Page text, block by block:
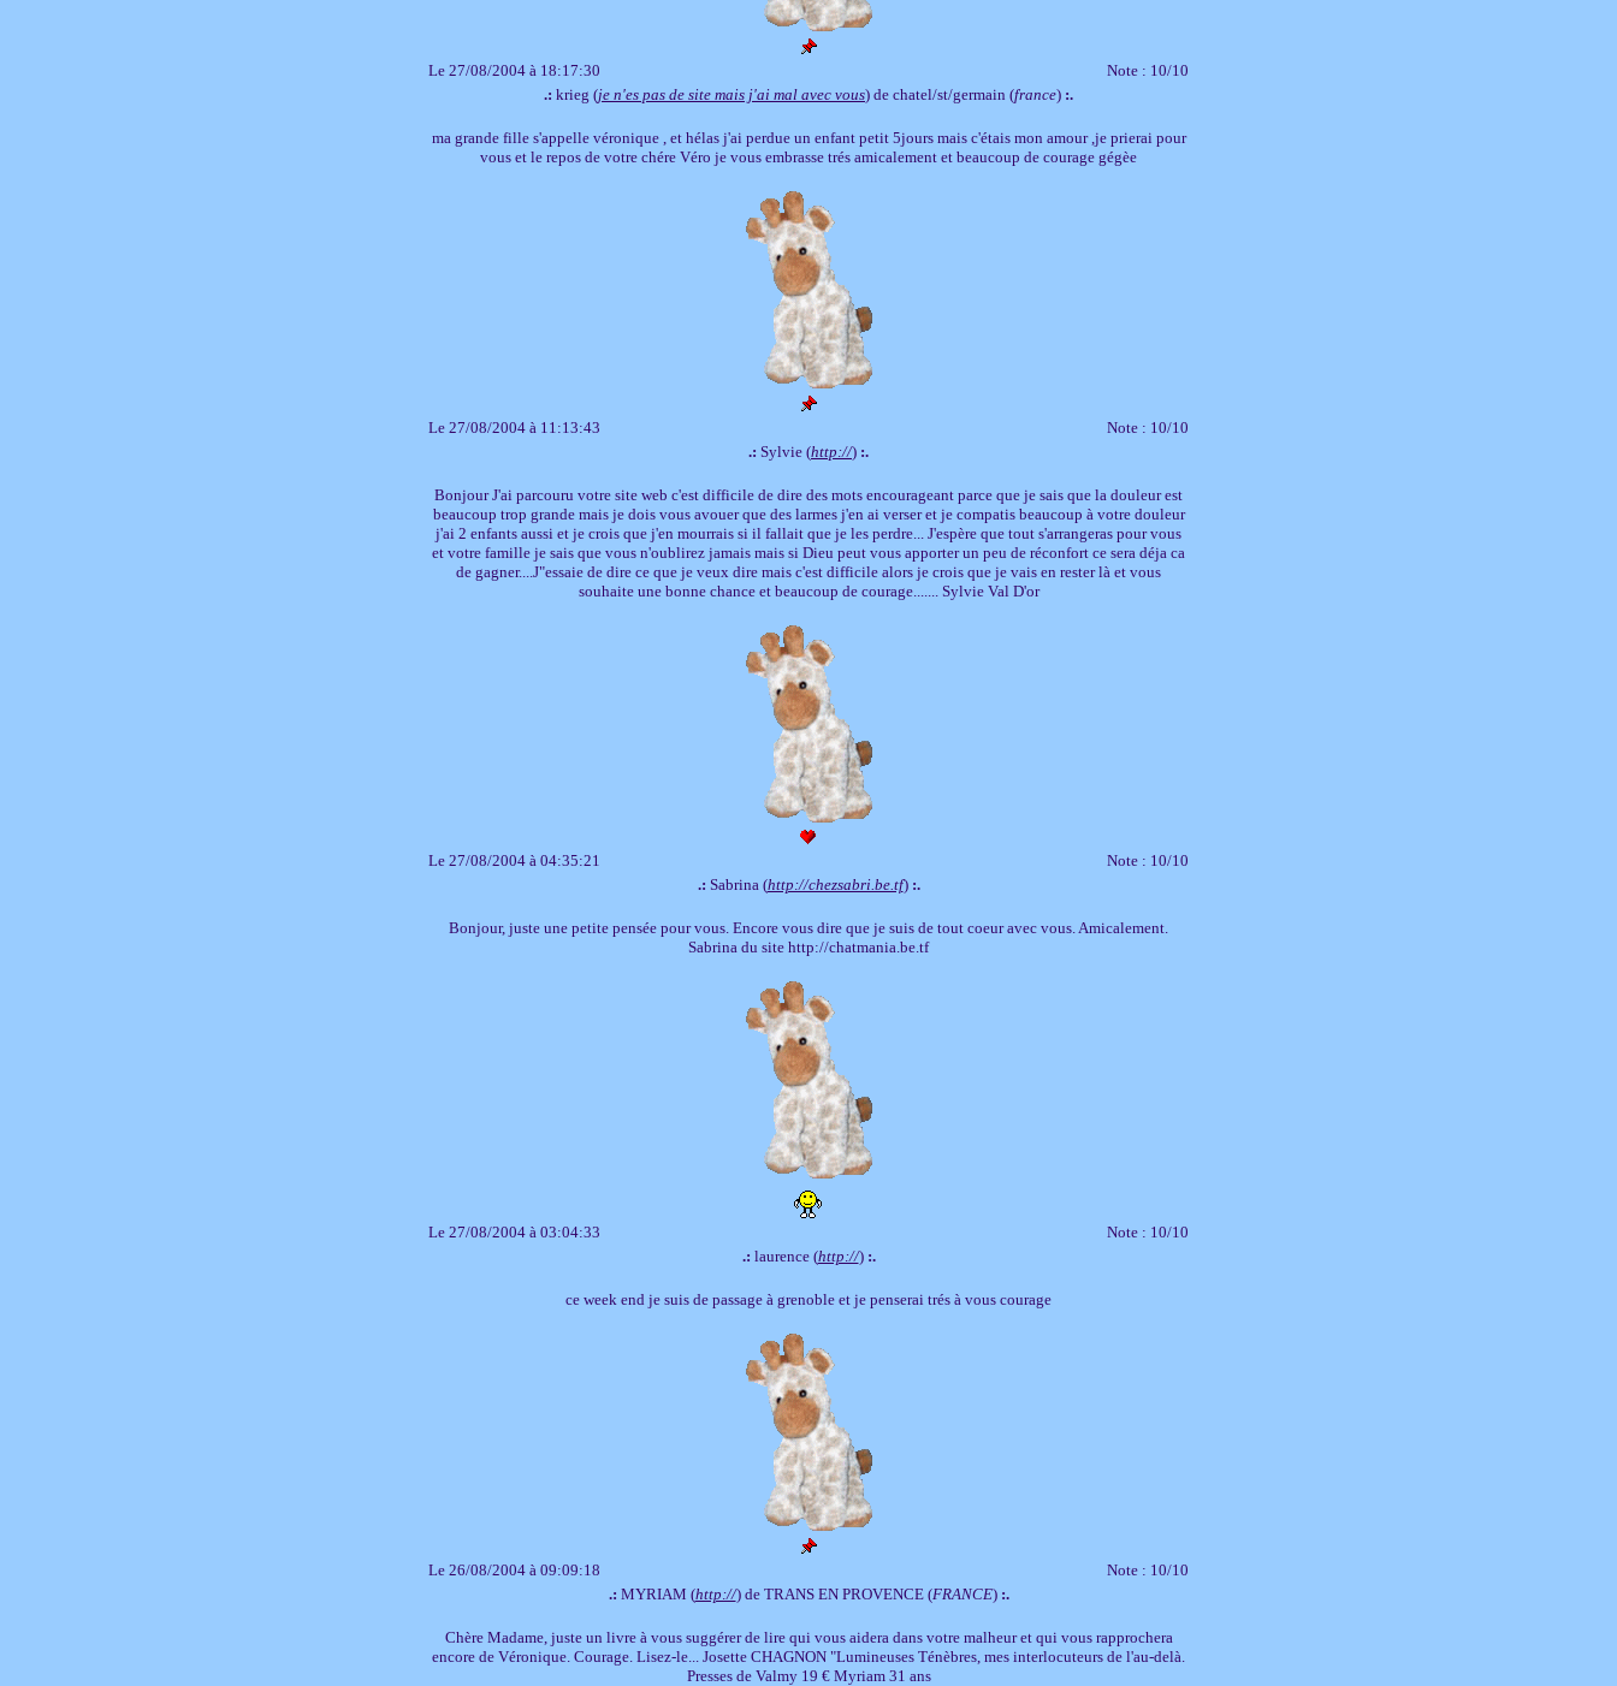
Le 27/08/2004 à 18:17:30
Note : 10/10
.: krieg (je n'es pas de site mais j'ai mal avec vous) de chatel/st/germain (france) :.
ma grande fille s'appelle véronique , et hélas j'ai perdue un enfant petit 5jours mais c'étais mon amour ,je prierai pour
vous et le repos de votre chére Véro je vous embrasse trés amicalement et beaucoup de courage gégèe
Le 27/08/2004 à 11:13:43
Note : 10/10
.: Sylvie (http://) :.
Bonjour J'ai parcouru votre site web c'est difficile de dire des mots encourageant parce que je sais que la douleur est
beaucoup trop grande mais je dois vous avouer que des larmes j'en ai verser et je compatis beaucoup à votre douleur
j'ai 2 enfants aussi et je crois que j'en mourrais si il fallait que je les perdre... J'espère que tout s'arrangeras pour vous
et votre famille je sais que vous n'oublirez jamais mais si Dieu peut vous apporter un peu de réconfort ce sera déja ca
de gagner....J"essaie de dire ce que je veux dire mais c'est difficile alors je crois que je vais en rester là et vous
souhaite une bonne chance et beaucoup de courage....... Sylvie Val D'or
Le 27/08/2004 à 04:35:21
Note : 10/10
.: Sabrina (http://chezsabri.be.tf) :.
Bonjour, juste une petite pensée pour vous. Encore vous dire que je suis de tout coeur avec vous. Amicalement.
Sabrina du site http://chatmania.be.tf
Le 27/08/2004 à 03:04:33
Note : 10/10
.: laurence (http://) :.
ce week end je suis de passage à grenoble et je penserai trés à vous courage
Le 26/08/2004 à 09:09:18
Note : 10/10
.: MYRIAM (http://) de TRANS EN PROVENCE (FRANCE) :.
Chère Madame, juste un livre à vous suggérer de lire qui vous aidera dans votre malheur et qui vous rapprochera
encore de Véronique. Courage. Lisez-le... Josette CHAGNON "Lumineuses Ténèbres, mes interlocuteurs de l'au-delà.
Presses de Valmy 19 € Myriam 31 ans